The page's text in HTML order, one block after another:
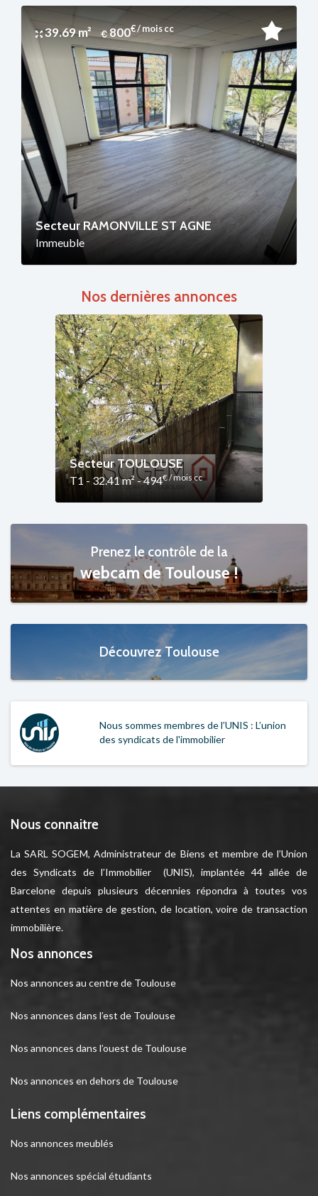
39.69 m² 800€ / mois cc
Secteur RAMONVILLE ST AGNE
Immeuble
Nos dernières annonces
Secteur TOULOUSE
T1 - 32.41 m² - 494€ / mois cc
Prenez le contrôle de la
webcam de Toulouse !
Découvrez Toulouse
Nous sommes membres de l’UNIS : L’union
des syndicats de l'immobilier
Nous connaitre
La SARL SOGEM, Administrateur de Biens et membre de l’Union
des Syndicats de l’Immobilier (UNIS), implantée 44 allée de
Barcelone depuis plusieurs décennies répondra à toutes vos
attentes en matière de gestion, de location, voire de transaction
immobilière.
Nos annonces
Nos annonces au centre de Toulouse
Nos annonces dans l’est de Toulouse
Nos annonces dans l’ouest de Toulouse
Nos annonces en dehors de Toulouse
Liens complémentaires
Nos annonces meublés
Nos annonces spécial étudiants